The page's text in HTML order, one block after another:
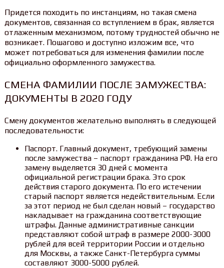
Придется походить по инстанциям, но такая смена
документов, связанная со вступлением в брак, является
отлаженным механизмом, потому трудностей обычно не
возникает. Пошагово и доступно изложим все, что
может потребоваться для изменения фамилии после
официально оформленного замужества.
СМЕНА ФАМИЛИИ ПОСЛЕ ЗАМУЖЕСТВА:
ДОКУМЕНТЫ В 2020 ГОДУ
Смену документов желательно выполнять в следующей
последовательности:
Паспорт. Главный документ, требующий замены
после замужества – паспорт гражданина РФ. На его
замену выделяется 30 дней с момента
официальной регистрации брака. Это срок
действия старого документа. По его истечении
старый паспорт является недействительным. Если
за этот период не был сделан новый – государство
накладывает на гражданина соответствующие
штрафы. Данные административные санкции
представляют собой штраф в размере 2000-3000
рублей для всей территории России и отдельно
для Москвы, а также Санкт-Петербурга суммы
составляют 3000-5000 рублей.